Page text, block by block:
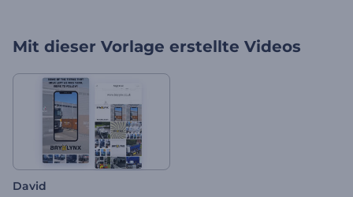
Mit dieser Vorlage erstellte Videos
David